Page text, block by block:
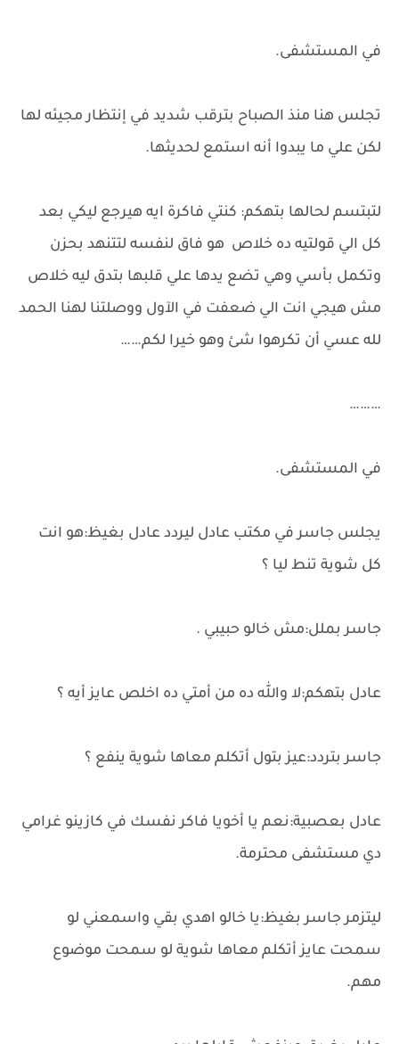
في المستشفى.
تجلس هنا منذ الصباح بترقب شديد في إنتظار مجيئه لها
لكن علي ما يبدوا أنه استمع لحديثها.
لتبتسم لحالها بتهكم: كنتي فاكرة ايه هيرجع ليكي بعد
كل الي قولتيه ده خلاص هو فاق لنفسه لتتنهد بحزن
وتكمل بأسي وهي تضع يدها علي قلبها بتدق ليه خلاص
مش هيجي انت الي ضعفت في الآول ووصلتنا لهنا الحمد
لله عسي أن تكرهوا شئ وهو خيرا لكم……
………
في المستشفى.
يجلس جاسر في مكتب عادل ليردد عادل بغيظ:هو انت
كل شوية تنط ليا ؟
جاسر بملل:مش خالو حبيبي .
عادل بتهكم:لا والله ده من أمتي ده اخلص عايز أيه ؟
جاسر بتردد:عيز بتول أتكلم معاها شوية ينفع ؟
عادل بعصبية:نعم يا أخويا فاكر نفسك في كازينو غرامي
دي مستشفى محترمة.
ليتزمر جاسر بغيظ:يا خالو اهدي بقي واسمعني لو
سمحت عايز أتكلم معاها شوية لو سمحت موضوع
مهم.